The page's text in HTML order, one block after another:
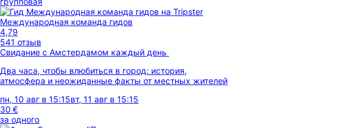
Международная команда гидов
4,79
541 отзыв
Свидание с Амстердамом каждый день
Два часа, чтобы влюбиться в город: история,
атмосфера и неожиданные факты от местных жителей
пн, 10 авг в 15:15вт, 11 авг в 15:15
30 €
за одного